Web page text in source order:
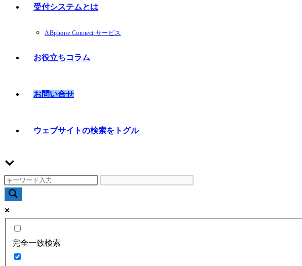
受付システムとは
ABphone Connect サービス
お役立ちコラム
お問い合せ
ウェブサイトの検索をトグル
完全一致検索